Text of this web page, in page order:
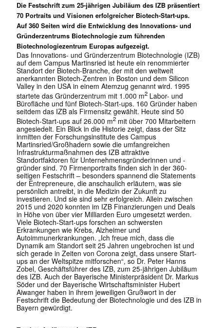
Die Festschrift zum 25-jährigen Jubiläum des IZB präsentiert
70 Portraits und Visionen erfolgreicher Biotech-Start-ups.
Auf 360 Seiten wird die Entwicklung des Innovations- und
Gründerzentrums Biotechnologie zum führenden
Biotechnologiezentrum Europas aufgezeigt.
Das Innovations- und Gründerzentrum Biotechnologie (IZB)
auf dem Campus Martinsried ist heute ein renommierter
Standort der Biotech-Branche, der mit den weltweit
anerkannten Biotech-Zentren in Boston und dem Silicon
Valley in den USA in einem Atemzug genannt wird. 1995
startete das Gründerzentrum mit 1.000 m2Labor- und
Bürofläche und fünf Biotech-Start-ups. 160 Gründer haben
seitdem das IZB als Firmensitz gewählt. Heute sind 50
Biotech-Start-ups auf 26.000 m2mit über 700 Mitarbeitern
angesiedelt. Ein Blick in die Historie zeigt, dass der Sitz
inmitten der Forschungsinstitute des Campus
Martinsried/Großhadern sowie die umfangreichen
Infrastrukturmaßnahmen des IZB attraktive
Standortfaktoren für Unternehmensgründerinnen und -
gründer sind. 70 Firmenportraits finden sich in der 360-
seitigen Festschrift – besonders spannend die Statements
der Entrepreneure, die anschaulich erläutern, was sie
persönlich antreibt, in die Medizin der Zukunft zu
investieren. Und sie sind sehr erfolgreich. Allein zwischen
2015 und 2020 konnten im IZB Finanzierungen und Deals
in Höhe von über vier Milliarden Euro umgesetzt werden.
Viele Biotech-Start-ups forschen an schwersten
Erkrankungen wie Krebs, Alzheimer und
Autoimmunerkrankungen. „Ich freue mich, dass die
Dynamik am Standort seit 25 Jahren ungebrochen ist und
sich gerade in Zeiten von Corona zeigt, dass unsere Start-
ups an der Weltspitze mitforschen“, so Dr. Peter Hanns
Zobel, Geschäftsführer des IZB, zum 25-jährigen Jubiläum
des IZB. Auch der Bayerische Ministerpräsident Dr. Markus
Söder und der Bayerische Wirtschaftsminister Hubert
Aiwanger haben in ihrem jeweiligen Grußwort in der
Festschrift die Bedeutung der Biotechnologie und des IZB in
Bayern gewürdigt.